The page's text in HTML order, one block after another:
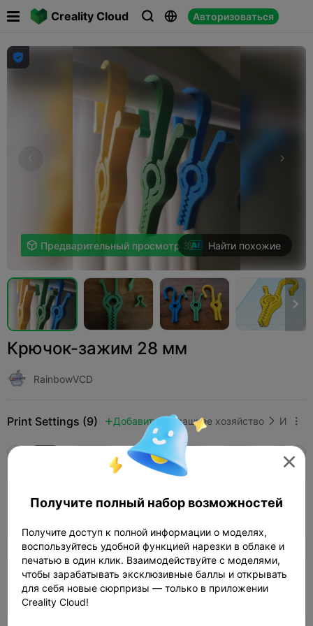
Creality Cloud   Авторизоваться
 

 Предварительный просмотр 3D Найти похожие

Крючок-зажим 28 мм
RainbowVCD
Print Settings (9)  Добавить Домашнее хозяйство  
K2 Pro
Слой 0,2 мм, 2 стенки, 15% заполнение
Слой 0,2 мм, 3 стенки, 15% заполнение
 01h 19m  2 plates 31.71g

Получите полный набор возможностей
Получите доступ к полной информации о моделях,
воспользуйтесь удобной функцией нарезки в облаке и
печатью в один клик. Взаимодействуйте с моделями,
чтобы зарабатывать эксклюзивные баллы и открывать
для себя новые сюрпризы — только в приложении
Creality Cloud!